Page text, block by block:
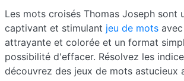
Les mots croisés Thomas Joseph sont
captivant et stimulant jeu de mots
attrayante et colorée et un format
possibilité d'effacer. Résolvez les
découvrez des jeux de mots astucieux